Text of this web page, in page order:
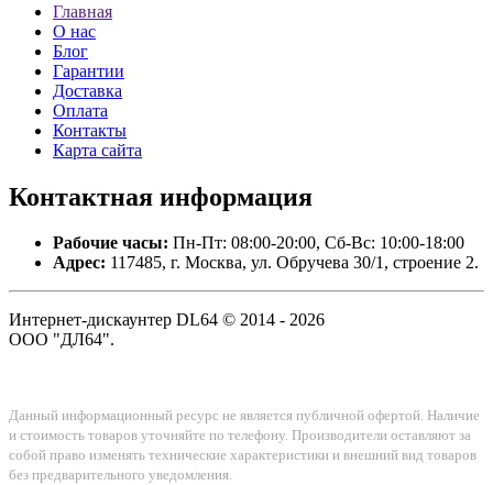
Главная
О нас
Блог
Гарантии
Доставка
Оплата
Контакты
Карта сайта
Контактная информация
Рабочие часы: Пн-Пт: 08:00-20:00, Сб-Вс: 10:00-18:00
Адрес: 117485, г. Москва, ул. Обручева 30/1, строение 2.
Интернет-дискаунтер DL64 © 2014 - 2026
ООО "ДЛ64".
Данный информационный ресурс не является публичной офертой. Наличие
и стоимость товаров уточняйте по телефону. Производители оставляют за
собой право изменять технические характеристики и внешний вид товаров
без предварительного уведомления.